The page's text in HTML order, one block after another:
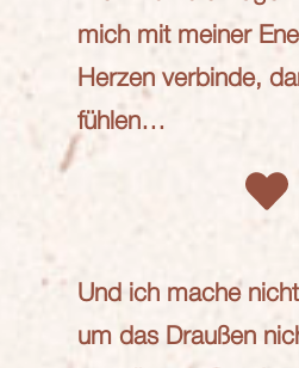
mich mit meiner
Herzen verbinde,
fühlen…
Und ich mache
um das Draußen